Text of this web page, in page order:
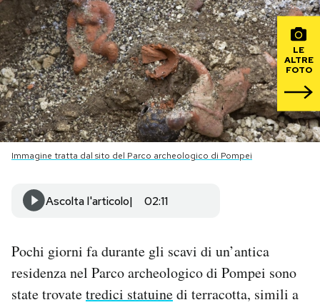
PODCAST
NEWSLETTER
I MIEI PREFERITI
SHOP
LE
ALTRE
FOTO
Immagine tratta dal sito del Parco archeologico di Pompei
Ascolta l'articolo 02:11
Pochi giorni fa durante gli scavi di un’antica
residenza nel Parco archeologico di Pompei sono
state trovatetredici statuinedi terracotta, simili a